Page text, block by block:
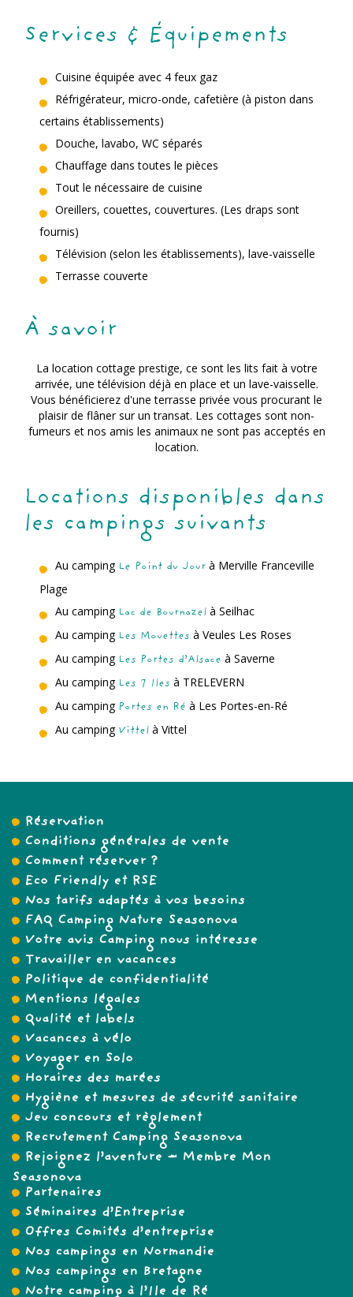
Services & Équipements
Cuisine équipée avec 4 feux gaz
Réfrigérateur, micro-onde, cafetière (à piston dans
certains établissements)
Douche, lavabo, WC séparés
Chauffage dans toutes le pièces
Tout le nécessaire de cuisine
Oreillers, couettes, couvertures. (Les draps sont
fournis)
Télévision (selon les établissements), lave-vaisselle
Terrasse couverte
À savoir
La location cottage prestige, ce sont les lits fait à votre
arrivée, une télévision déjà en place et un lave-vaisselle.
Vous bénéficierez d'une terrasse privée vous procurant le
plaisir de flâner sur un transat. Les cottages sont non-
fumeurs et nos amis les animaux ne sont pas acceptés en
location.
Locations disponibles dans
les campings suivants
Au camping Le Point du Jour à Merville Franceville
Plage
Au camping Lac de Bournazel à Seilhac
Au camping Les Mouettes à Veules Les Roses
Au camping Les Portes d’Alsace à Saverne
Au camping Les 7 Iles à TRELEVERN
Au camping Portes en Ré à Les Portes-en-Ré
Au camping Vittel à Vittel
Réservation
Conditions générales de vente
Comment réserver ?
Eco Friendly et RSE
Nos tarifs adaptés à vos besoins
FAQ Camping Nature Seasonova
Votre avis Camping nous intéresse
Travailler en vacances
Politique de confidentialité
Mentions légales
Qualité et labels
Vacances à vélo
Voyager en Solo
Horaires des marées
Hygiène et mesures de sécurité sanitaire
Jeu concours et règlement
Recrutement Camping Seasonova
Rejoignez l’aventure – Membre Mon
Seasonova
Partenaires
Séminaires d’Entreprise
Offres Comités d’entreprise
Nos campings en Normandie
Nos campings en Bretagne
Notre camping à l’Ile de Ré